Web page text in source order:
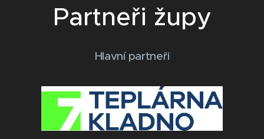
Partneři župy
Hlavní partneři